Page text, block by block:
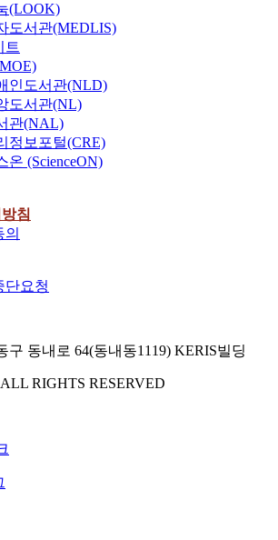
(LOOK)
도서관(MEDLIS)
트
인도서관(NLD)
도서관(NL)
관(NAL)
정보포털(CRE)
온 (ScienceON)
침
단요청
구 동내로 64(동내동1119) KERIS빌딩
RIGHTS RESERVED